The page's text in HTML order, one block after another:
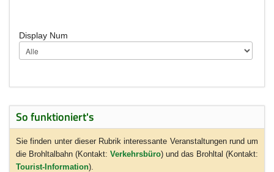
Display Num
So funktioniert's
Sie finden unter dieser Rubrik interessante Veranstaltungen rund um
die Brohltalbahn (Kontakt: Verkehrsbüro) und das Brohltal (Kontakt:
Tourist-Information).